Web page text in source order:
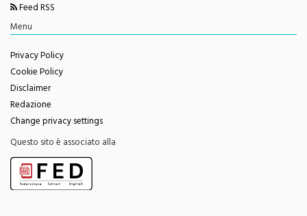
Menu
Privacy Policy
Cookie Policy
Disclaimer
Redazione
Change privacy settings
Questo sito è associato alla